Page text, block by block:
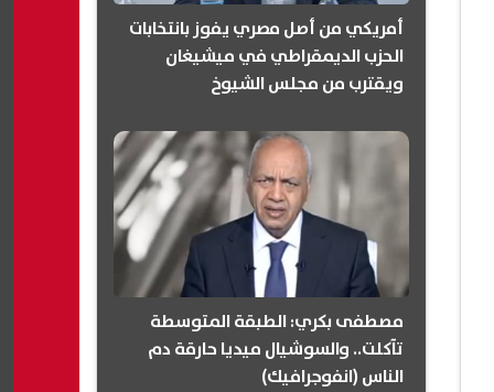
أمريكي من أصل مصري يفوز بانتخابات
الحزب الديمقراطي في ميشيغان
ويقترب من مجلس الشيوخ
مصطفى بكري: الطبقة المتوسطة
تآكلت.. والسوشيال ميديا حارقة دم
الناس (انفوجرافيك)